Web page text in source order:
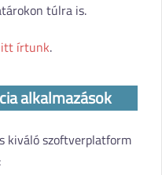
túlra is.
itt írtunk.
alkalmazások
kiváló szoftverplatform